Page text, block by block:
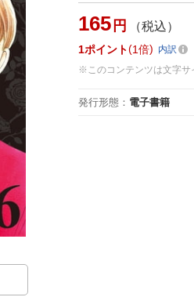
165 円 （税込）
1ポイント 1倍
内訳
※このコンテンツは文字サ
発行形態 ： 電子書籍